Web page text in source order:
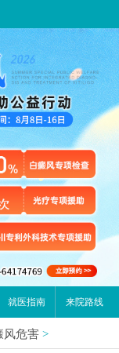
就医指南 来院路线
风危害 >